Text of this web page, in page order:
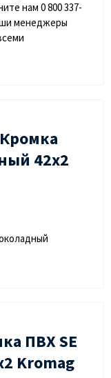
нам 0 800 337-
менеджеры
42х2
ПВХ SЕ
Kromag